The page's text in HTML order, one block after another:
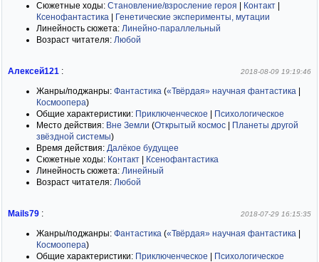
Сюжетные ходы: Становление/взросление героя Контакт
Ксенофантастика
Генетические эксперименты, мутации
Линейность сюжета: Линейно-параллельный
Возраст читателя: Любой
Алексей121 : 2018-08-09 19:19:46
Жанры/поджанры: Фантастика («Твёрдая» научная фантастика
Космоопера)
Общие характеристики: Приключенческое
Психологическое
Место действия: Вне Земли (Открытый космос
Планеты другой
звёздной системы)
Время действия: Далёкое будущее
Сюжетные ходы: Контакт
Ксенофантастика
Линейность сюжета: Линейный
Возраст читателя: Любой
Mails79 : 2018-07-29 16:15:35
Жанры/поджанры: Фантастика («Твёрдая» научная фантастика
Космоопера)
Общие характеристики: Приключенческое
Психологическое